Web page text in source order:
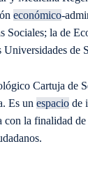
económico-
Sociales; la de
de
Cartuja de
Es un espacio de
la finalidad